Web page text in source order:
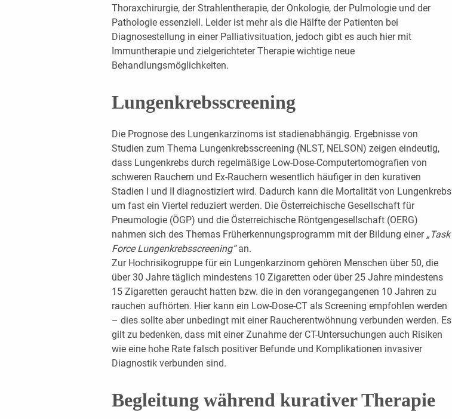
Thoraxchirurgie, der Strahlentherapie, der Onkologie, der Pulmologie und der
Pathologie essenziell. Leider ist mehr als die Hälfte der Patienten bei
Diagnosestellung in einer Palliativsituation, jedoch gibt es auch hier mit
Immuntherapie und zielgerichteter Therapie wichtige neue
Behandlungsmöglichkeiten.
Lungenkrebsscreening
Die Prognose des Lungenkarzinoms ist stadienabhängig. Ergebnisse von
Studien zum Thema Lungenkrebsscreening (NLST, NELSON) zeigen eindeutig,
dass Lungenkrebs durch regelmäßige Low-Dose-Computertomografien von
schweren Rauchern und Ex-Rauchern wesentlich häufiger in den kurativen
Stadien I und II diagnostiziert wird. Dadurch kann die Mortalität von Lungenkrebs
um fast ein Viertel reduziert werden. Die Österreichische Gesellschaft für
Pneumologie (ÖGP) und die Österreichische Röntgengesellschaft (OERG)
nahmen sich des Themas Früherkennungsprogramm mit der Bildung einer „Task
Force Lungenkrebsscreening“an.
Zur Hochrisikogruppe für ein Lungenkarzinom gehören Menschen über 50, die
über 30 Jahre täglich mindestens 10 Zigaretten oder über 25 Jahre mindestens
15 Zigaretten geraucht hatten bzw. die in den vorangegangenen 10 Jahren zu
rauchen aufhörten. Hier kann ein Low-Dose-CT als Screening empfohlen werden
– dies sollte aber unbedingt mit einer Raucherentwöhnung verbunden werden. Es
gilt zu bedenken, dass mit einer Zunahme der CT-Untersuchungen auch Risiken
wie eine hohe Rate falsch positiver Befunde und Komplikationen invasiver
Diagnostik verbunden sind.
Begleitung während kurativer Therapie